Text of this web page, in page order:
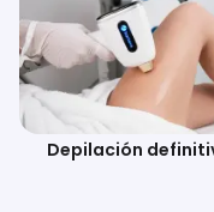
Depilación